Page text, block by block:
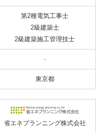
第2種電気工事士
2級建築士
2級建築施工管理技士
-
東京都
省エネプランニング株式会社